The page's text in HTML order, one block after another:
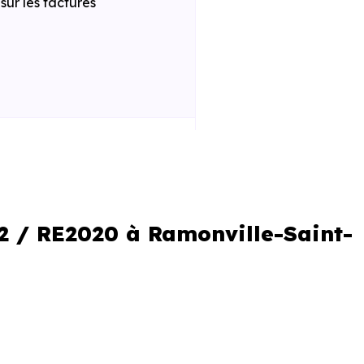
locale
un programme. C’est aussi
/ RE2020 à Ramonville-Saint-